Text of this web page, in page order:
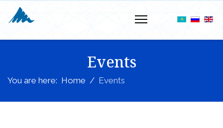
Events
You are here: Home Events